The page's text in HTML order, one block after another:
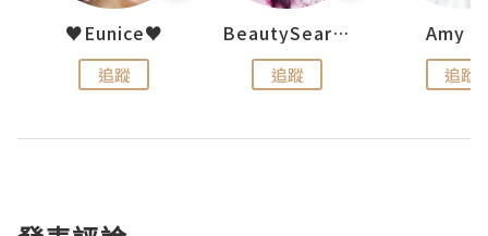
♥Eunice♥
追蹤
BeautySearch
追蹤
Amy
追蹤